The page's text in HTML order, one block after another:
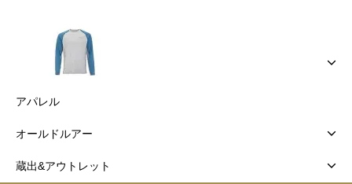
アパレル
オールドルアー
蔵出&アウトレット